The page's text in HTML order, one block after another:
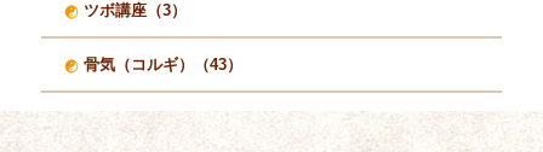
ツボ講座（3）
骨気（コルギ）（43）